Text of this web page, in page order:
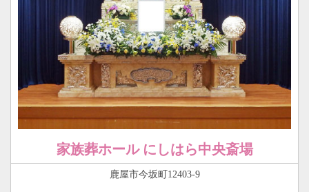
家族葬ホール にしはら中央斎場
鹿屋市今坂町12403-9